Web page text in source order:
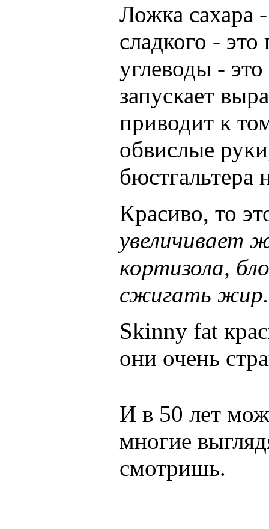
Ложка сахара
сладкого -
углеводы -
запускает
приводит к
обвислые
бюстгальтера
Красиво, то
увеличивает
кортизола,
сжигать жир.
Skinny fat
они очень
И в 50 лет
многие
смотришь.